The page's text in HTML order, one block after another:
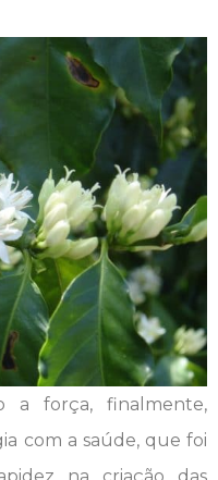
a força, finalmente,
com a saúde, que foi